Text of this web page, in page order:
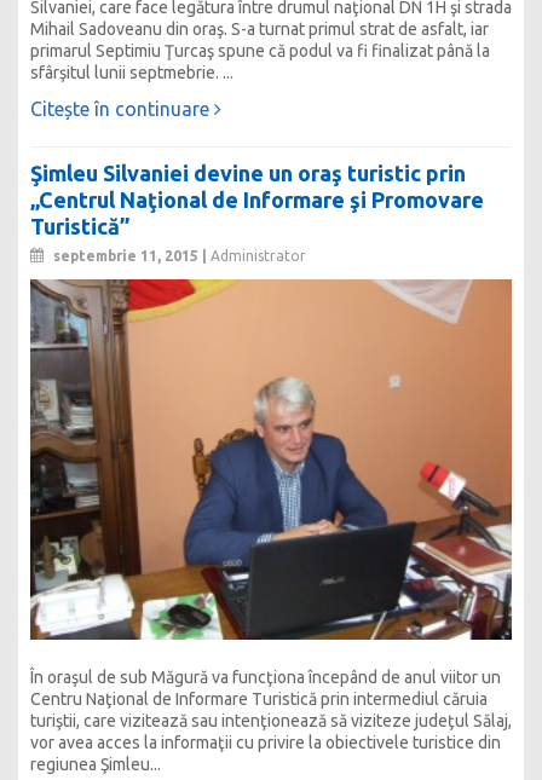
Silvaniei, care face legătura între drumul naţional DN 1H şi strada
Mihail Sadoveanu din oraş. S-a turnat primul strat de asfalt, iar
primarul Septimiu Ţurcaş spune că podul va fi finalizat până la
sfârşitul lunii septmebrie. ...
Citește în continuare
Şimleu Silvaniei devine un oraş turistic prin
„Centrul Naţional de Informare şi Promovare
Turistică”
septembrie 11, 2015 | Administrator
În oraşul de sub Măgură va funcţiona începând de anul viitor un
Centru Naţional de Informare Turistică prin intermediul căruia
turiştii, care vizitează sau intenţionează să viziteze judeţul Sălaj,
vor avea acces la informaţii cu privire la obiectivele turistice din
regiunea Şimleu...